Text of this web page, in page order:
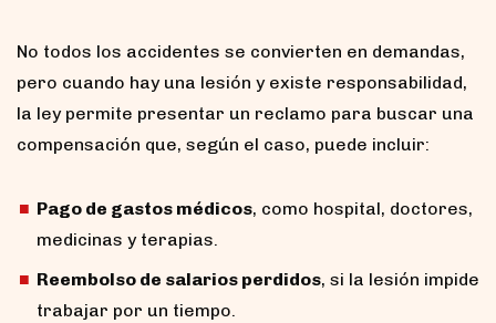
No todos los accidentes se convierten en demandas,
pero cuando hay una lesión y existe responsabilidad,
la ley permite presentar un reclamo para buscar una
compensación que, según el caso, puede incluir:
Pago de gastos médicos, como hospital, doctores,
medicinas y terapias.
Reembolso de salarios perdidos, si la lesión impide
trabajar por un tiempo.